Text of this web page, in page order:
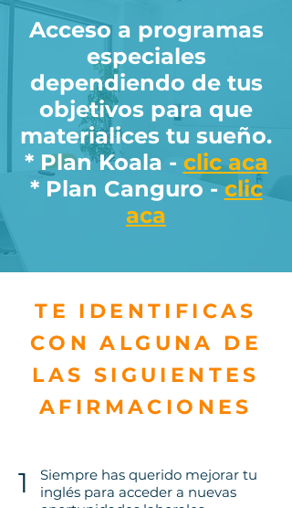
Acceso a programas
especiales
dependiendo de tus
objetivos para que
materialices tu sueño.
* Plan Koala - clic aca
* Plan Canguro -clic
aca
TE IDENTIFICAS
CON ALGUNA DE
LAS SIGUIENTES
AFIRMACIONES
1
Siempre has querido mejorar tu
inglés para acceder a nuevas